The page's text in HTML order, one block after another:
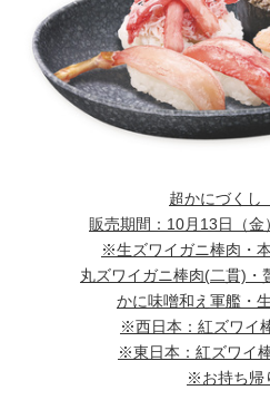
超かにづくし
販売期間： 10月13日（金
※生ズワイガニ棒肉・
丸ズワイガニ棒肉(二貫)・
かに味噌和え軍艦・
※西日本：紅ズワイ
※東日本：紅ズワイ
※お持ち帰